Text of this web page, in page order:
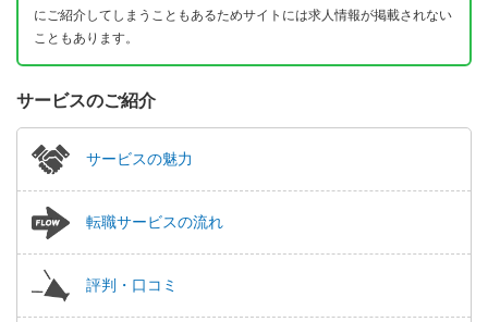
にご紹介してしまうこともあるためサイトには求人情報が掲載されない
こともあります。
サービスのご紹介
サービスの魅力
転職サービスの流れ
評判・口コミ